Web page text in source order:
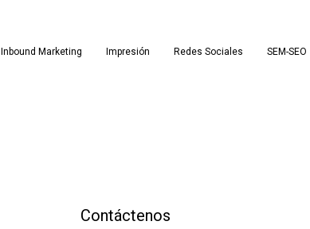
Inbound Marketing Impresión Redes Sociales SEM-SEO
Contáctenos